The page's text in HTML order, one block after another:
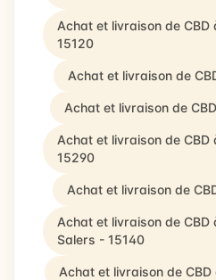
Achat et livraison de
15120
Achat et livraison de
Achat et livraison de
Achat et livraison de CBD
15290
Achat et livraison de
Achat et livraison de
Salers - 15140
Achat et livraison de